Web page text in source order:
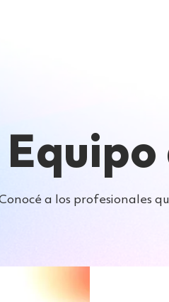
Equipo
a los profesionales